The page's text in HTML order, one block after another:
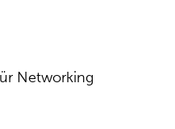
Networking